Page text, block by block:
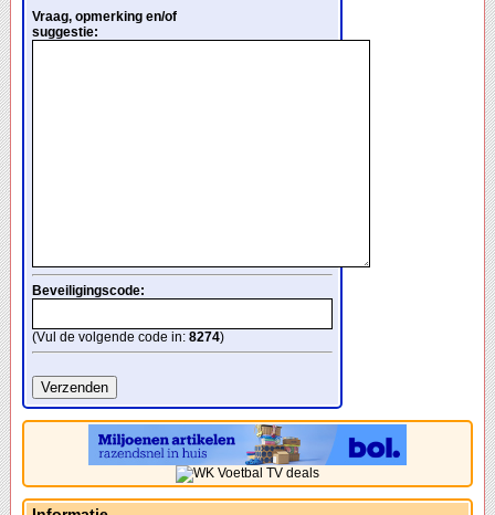
Vraag, opmerking en/of
suggestie:
Beveiligingscode:
(Vul de volgende code in: 8274)